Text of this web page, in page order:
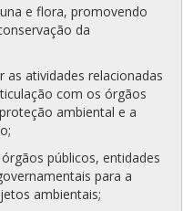
e flora, promovendo
da
as atividades relacionadas
com os órgãos
ambiental e a
públicos, entidades
para a
ambientais;